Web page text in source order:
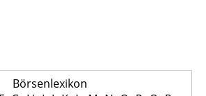
Börsenlexikon